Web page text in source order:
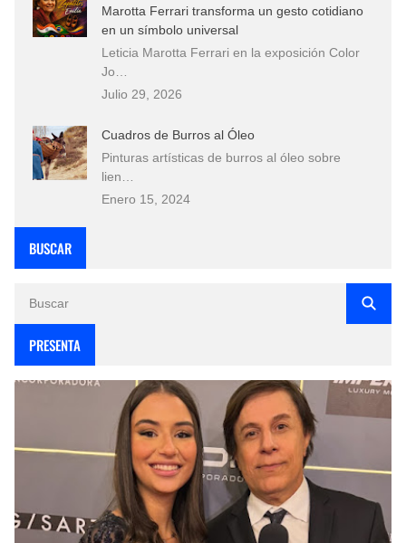
Marotta Ferrari transforma un gesto cotidiano
en un símbolo universal
Leticia Marotta Ferrari en la exposición Color
Jo…
Julio 29, 2026
Cuadros de Burros al Óleo
Pinturas artísticas de burros al óleo sobre
lien…
Enero 15, 2024
BUSCAR
PRESENTA